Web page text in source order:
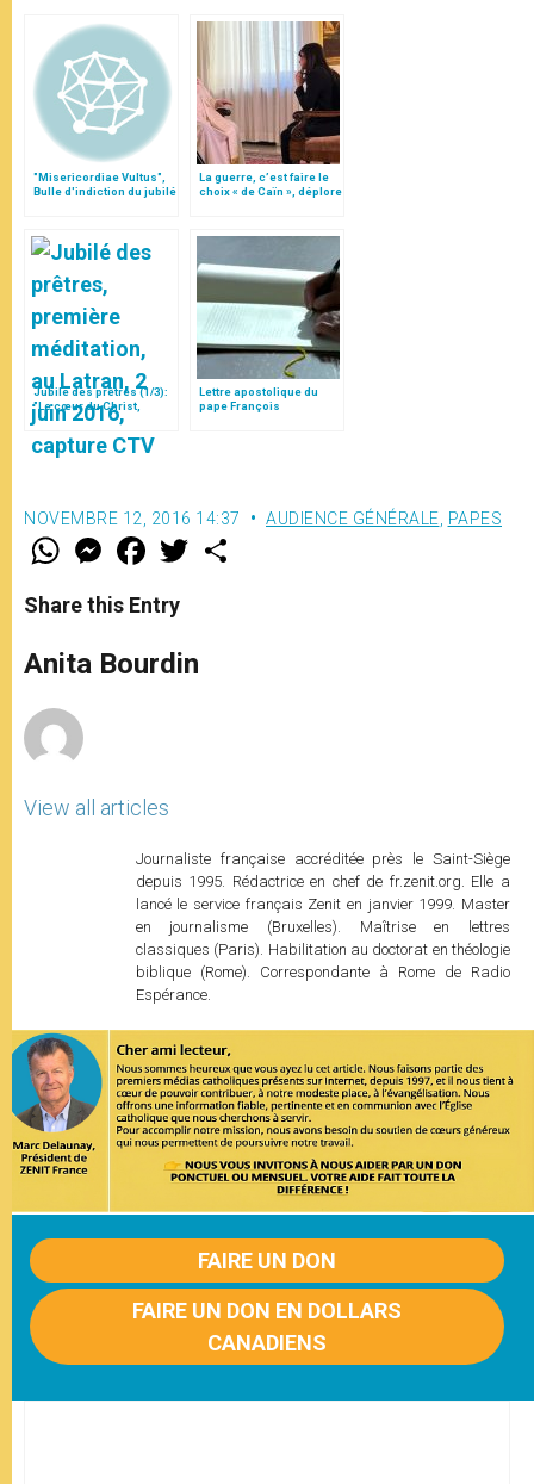
"Misericordiae Vultus",
Bulle d'indiction du jubilé
La guerre, c’est faire le
choix « de Caïn », déplore
Jubilé des prêtres (1/3):
"Le cœur du Christ,
centre de la
Lettre apostolique du
pape François
NOVEMBRE 12, 2016 14:37 AUDIENCE GÉNÉRALE PAPES
W
t
s
p
p
M
e
s
e
g
e
F
a
e
b
o
k
w
r
Share this Entry
Anita Bourdin
View all articles
Journaliste française accréditée près le Saint-Siège
depuis 1995. Rédactrice en chef de fr.zenit.org. Elle a
lancé le service français Zenit en janvier 1999. Master
en journalisme (Bruxelles). Maîtrise en lettres
classiques (Paris). Habilitation au doctorat en théologie
biblique (Rome). Correspondante à Rome de Radio
Espérance.
FAIRE UN DON
FAIRE UN DON EN DOLLARS
CANADIENS